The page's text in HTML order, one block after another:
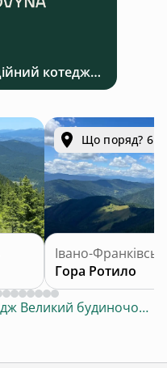
Park Verkhovyna - інвестиційний котеджний комплекс біля Верховини в Карпатах
Що поряд? 6.3
Івано-
Гора Ротило
Котедж Великий будиночок 6